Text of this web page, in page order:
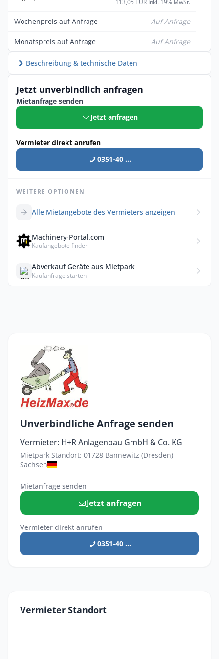
113,05 EUR Inkl. 19% MwSt.
Wochenpreis auf Anfrage Auf Anfrage
Monatspreis auf Anfrage Auf Anfrage
Beschreibung & technische Daten
Jetzt unverbindlich anfragen
Mietanfrage senden
Jetzt anfragen
Vermieter direkt anrufen
0351-40 ...
WEITERE OPTIONEN
Alle Mietangebote des Vermieters anzeigen
Machinery-Portal.com
Kaufangebote finden
Abverkauf Geräte aus Mietpark
Kaufanfrage starten
Unverbindliche Anfrage senden
Vermieter: H+R Anlagenbau GmbH & Co. KG
Mietpark Standort: 01728 Bannewitz (Dresden)|
Sachsen
Mietanfrage senden
Jetzt anfragen
Vermieter direkt anrufen
0351-40 ...
Vermieter Standort